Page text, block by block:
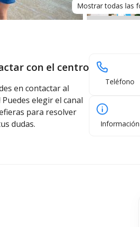
Mostrar todas las
con el centro
en contactar al
elegir el canal
para resolver
dudas.
Teléfono
Información